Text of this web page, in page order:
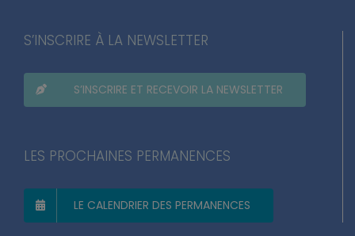
S’INSCRIRE À LA NEWSLETTER
S’INSCRIRE ET RECEVOIR LA NEWSLETTER
LES PROCHAINES PERMANENCES
LE CALENDRIER DES PERMANENCES